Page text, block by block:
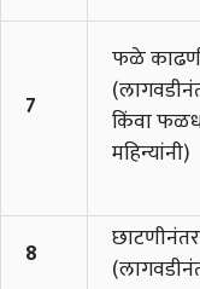
7
फळे
किंवा
महिन्यांनी)
8
छाटणीनंतर